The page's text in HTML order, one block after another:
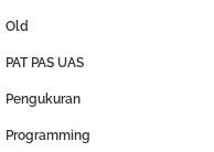
Old
PAT PAS UAS
Pengukuran
Programming